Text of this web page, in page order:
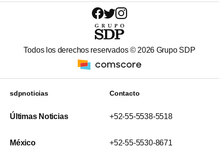
Todos los derechos reservados © 2026 Grupo SDP
sdpnoticias
Últimas Noticias
México
Contacto
+52-55-5538-5518
+52-55-5530-8671